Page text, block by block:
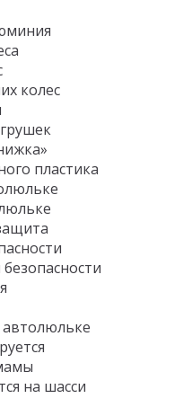
колес
пластика
на шасси